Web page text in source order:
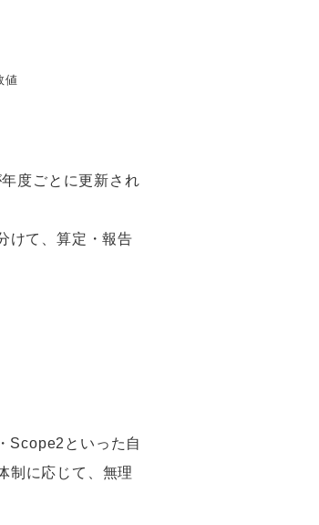
値
度ごとに更新され
けて、算定・報告
Scope2といった自
制に応じて、無理